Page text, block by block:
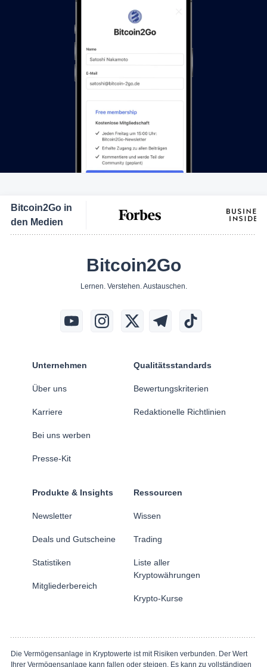
Bitcoin2Go in
den Medien
Bitcoin2Go
Lernen. Verstehen. Austauschen.
Unternehmen
Über uns
Karriere
Bei uns werben
Presse-Kit
Qualitätsstandards
Bewertungskriterien
Redaktionelle Richtlinien
Produkte & Insights
Newsletter
Deals und Gutscheine
Statistiken
Mitgliederbereich
Ressourcen
Wissen
Trading
Liste aller
Kryptowährungen
Krypto-Kurse
Die Vermögensanlage in Kryptowerte ist mit Risiken verbunden. Der Wert
Ihrer Vermögensanlage kann fallen oder steigen. Es kann zu vollständigen